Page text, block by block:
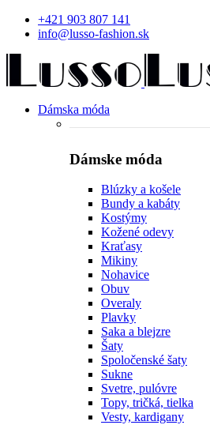
+421 903 807 141
info@lusso-fashion.sk
Dámska móda
Dámske móda
Blúzky a košele
Bundy a kabáty
Kostýmy
Kožené odevy
Kraťasy
Mikiny
Nohavice
Obuv
Overaly
Plavky
Saka a blejzre
Šaty
Spoločenské šaty
Sukne
Svetre, pulóvre
Topy, tričká, tielka
Vesty, kardigany